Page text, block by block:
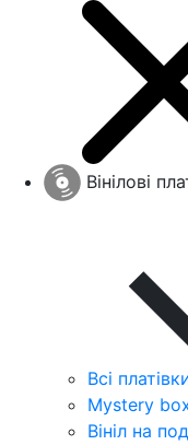
Вінілові
Всі
Mystery
Вініл на